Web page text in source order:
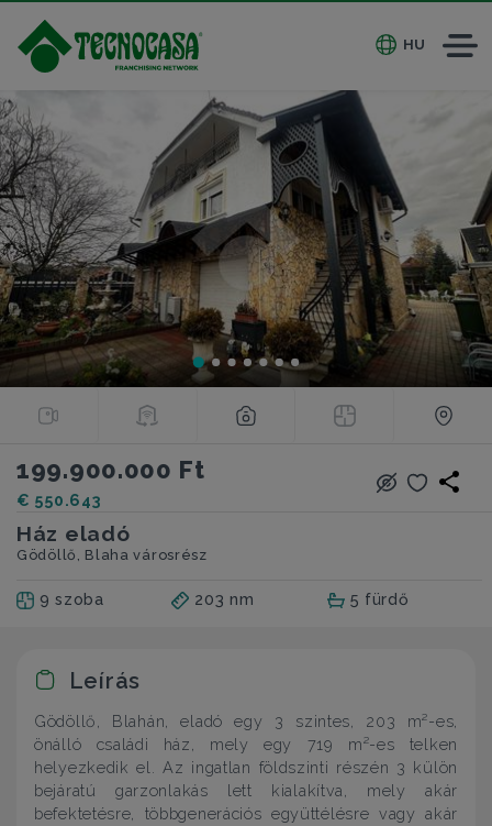
HU
199.900.000 Ft
€ 550.643
Ház eladó
Gödöllő, Blaha városrész
9 szoba 203 nm 5 fürdő
Leírás
Gödöllő, Blahán, eladó egy 3 szintes, 203 m²-es,
önálló családi ház, mely egy 719 m²-es telken
helyezkedik el. Az ingatlan földszinti részén 3 külön
bejáratú garzonlakás lett kialakítva, mely akár
befektetésre, többgenerációs együttélésre vagy akár